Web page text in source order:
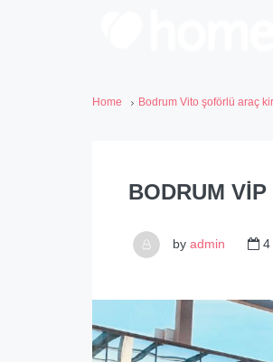
Home Bodrum Vito şoförlü araç
BODRUM
by admin 4